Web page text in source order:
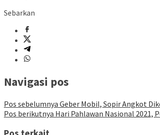
Sebarkan
Navigasi pos
Pos sebelumnya Geber Mobil, Sopir Angkot
Pos berikutnya Hari Pahlawan Nasional 2021,